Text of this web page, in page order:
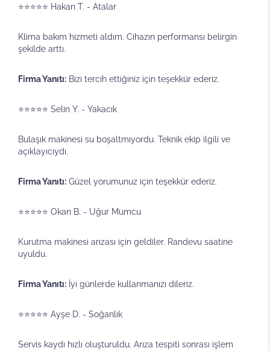
⭐⭐⭐⭐⭐ Hakan T. - Atalar
Klima bakım hizmeti aldım. Cihazın performansı belirgin
şekilde arttı.
Firma Yanıtı: Bizi tercih ettiğiniz için teşekkür ederiz.
⭐⭐⭐⭐⭐ Selin Y. - Yakacık
Bulaşık makinesi su boşaltmıyordu. Teknik ekip ilgili ve
açıklayıcıydı.
Firma Yanıtı: Güzel yorumunuz için teşekkür ederiz.
⭐⭐⭐⭐⭐ Okan B. - Uğur Mumcu
Kurutma makinesi arızası için geldiler. Randevu saatine
uyuldu.
Firma Yanıtı: İyi günlerde kullanmanızı dileriz.
⭐⭐⭐⭐⭐ Ayşe D. - Soğanlık
Servis kaydı hızlı oluşturuldu. Arıza tespiti sonrası işlem